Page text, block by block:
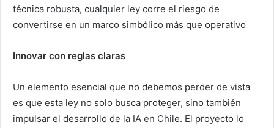
técnica robusta, cualquier ley corre el riesgo de
convertirse en un marco simbólico más que operativo
Innovar con reglas claras
Un elemento esencial que no debemos perder de vista
es que esta ley no solo busca proteger, sino también
impulsar el desarrollo de la IA en Chile. El proyecto lo